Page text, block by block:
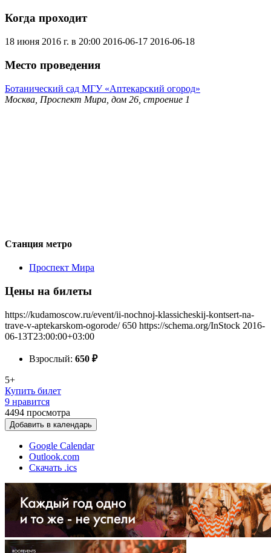
Когда проходит
18 июня 2016 г. в 20:00 2016-06-17 2016-06-18
Место проведения
Ботанический сад МГУ «Аптекарский огород»
Москва, Проспект Мира, дом 26, строение 1
Станция метро
Проспект Мира
Цены на билеты
https://kudamoscow.ru/event/ii-nochnoj-klassicheskij-kontsert-na-
trave-v-aptekarskom-ogorode/ 650 https://schema.org/InStock 2016-
06-13T23:00:00+03:00
Взрослый: 650 ₽
5+
Купить билет
9 нравится
4494 просмотра
Добавить в календарь
Google Calendar
Outlook.com
Скачать .ics